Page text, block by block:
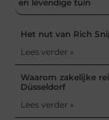
en levendige tuin
Het nut van Rich
Lees verder »
Waarom zakelijke
Düsseldorf
Lees verder »